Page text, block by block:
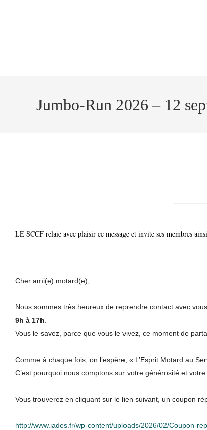
Jumbo-Run 2026 – 12
LE SCCF relaie avec plaisir ce message et invite ses membres
Cher ami(e) motard(e),
Nous sommes très heureux de reprendre contact avec
9h à 17h
Vous le savez, parce que vous le vivez, ce moment de
Comme à chaque fois, on l’espère, « L’Esprit Motard au
C’est pourquoi nous comptons sur votre générosité et
Vous trouverez en cliquant sur le lien suivant, un coupon
http://www.iades.fr/wp-content/uploads/2026/02/Coupon-